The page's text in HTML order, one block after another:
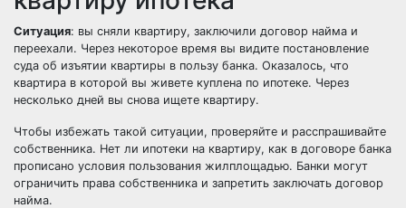
Ситуация: вы сняли квартиру, заключили договор найма и
переехали. Через некоторое время вы видите постановление
суда об изъятии квартиры в пользу банка. Оказалось, что
квартира в которой вы живете куплена по ипотеке. Через
несколько дней вы снова ищете квартиру.
Чтобы избежать такой ситуации, проверяйте и расспрашивайте
собственника. Нет ли ипотеки на квартиру, как в договоре банка
прописано условия пользования жилплощадью. Банки могут
ограничить права собственника и запретить заключать договор
найма.